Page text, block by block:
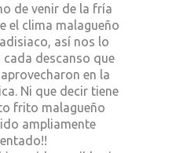
de venir de la fría
el clima malagueño
así nos lo
descanso que
en la
Ni que decir tiene
frito malagueño
ampliamente